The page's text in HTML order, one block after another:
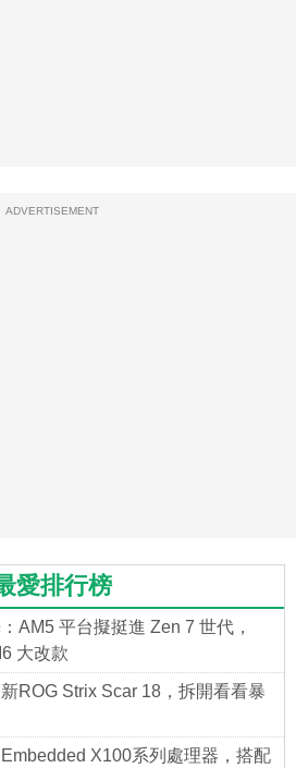
ADVERTISEMENT
愛排行榜
AM5 平台擬挺進 Zen 7 世代，
大改款
ROG Strix Scar 18，拆開看看暴
X100系列處理器，搭配